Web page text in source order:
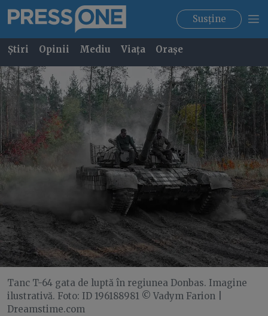
Susține
Știri Opinii Mediu Viața Orașe
Tanc T-64 gata de luptă în regiunea Donbas. Imagine
ilustrativă. Foto: ID 196188981 © Vadym Farion |
Dreamstime.com